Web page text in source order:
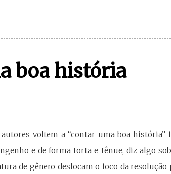
boa história
voltem a “contar uma boa
e de forma torta e tênue, diz algo
de gênero deslocam o foco da resolução